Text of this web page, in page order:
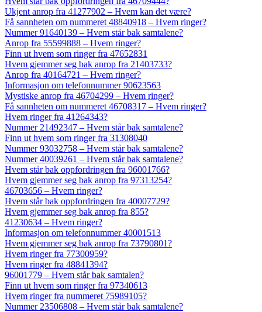
Ukjent anrop fra 41277902 – Hvem kan det være?
Få sannheten om nummeret 48840918 – Hvem ringer?
Nummer 91640139 – Hvem står bak samtalene?
Anrop fra 55599888 – Hvem ringer?
Finn ut hvem som ringer fra 47652831
Hvem gjemmer seg bak anrop fra 21403733?
Anrop fra 40164721 – Hvem ringer?
Informasjon om telefonnummer 90623563
Mystiske anrop fra 46704299 – Hvem ringer?
Få sannheten om nummeret 46708317 – Hvem ringer?
Hvem ringer fra 41264343?
Nummer 21492347 – Hvem står bak samtalene?
Finn ut hvem som ringer fra 31308040
Nummer 93032758 – Hvem står bak samtalene?
Nummer 40039261 – Hvem står bak samtalene?
Hvem står bak oppfordringen fra 96001766?
Hvem gjemmer seg bak anrop fra 97313254?
46703656 – Hvem ringer?
Hvem står bak oppfordringen fra 40007729?
Hvem gjemmer seg bak anrop fra 855?
41230634 – Hvem ringer?
Informasjon om telefonnummer 40001513
Hvem gjemmer seg bak anrop fra 73790801?
Hvem ringer fra 77300959?
Hvem ringer fra 48841394?
96001779 – Hvem står bak samtalen?
Finn ut hvem som ringer fra 97340613
Hvem ringer fra nummeret 75989105?
Nummer 23506808 – Hvem står bak samtalene?